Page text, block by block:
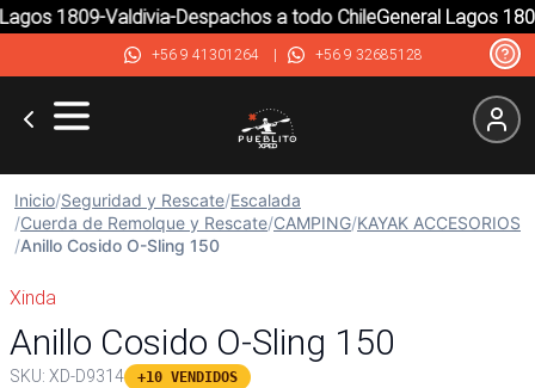
1809-Valdivia-Despachos a todo ChileGeneral Lagos
+56 9 41301264| +56 9 32685128
Inicio/Seguridad y Rescate/Escalada
/Cuerda de Remolque y Rescate/CAMPING/KAYAK ACCESORIOS
/Anillo Cosido O-Sling 150
Xinda
Anillo Cosido O-Sling 150
SKU: XD-D9314 +10 VENDIDOS